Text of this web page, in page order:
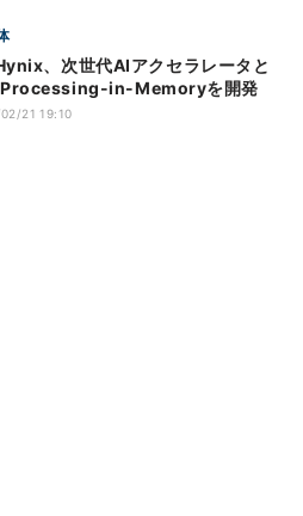
、次世代AIアクセラレータと
Processing-in-Memoryを開発
21 19:10